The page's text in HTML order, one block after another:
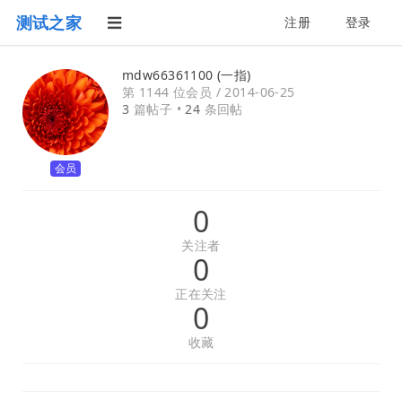
测试之家 注册 登录
会员
mdw66361100 (一指)
第 1144 位会员 /2014-06-25
3 篇帖子 •24 条回帖
0
关注者
0
正在关注
0
收藏